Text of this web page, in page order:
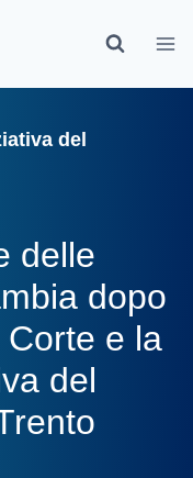
del
delle
dopo
e la
del